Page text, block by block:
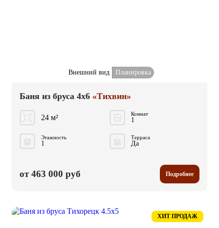
Внешний вид Планировка
Баня из бруса 4x6 «Тихвин»
24 м² Комнат
1
Этажность
1
Терраса
Да
от 463 000 руб Подробнее
ХИТ ПРОДАЖ